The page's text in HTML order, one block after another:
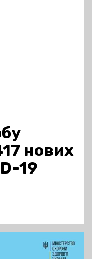
нових
19